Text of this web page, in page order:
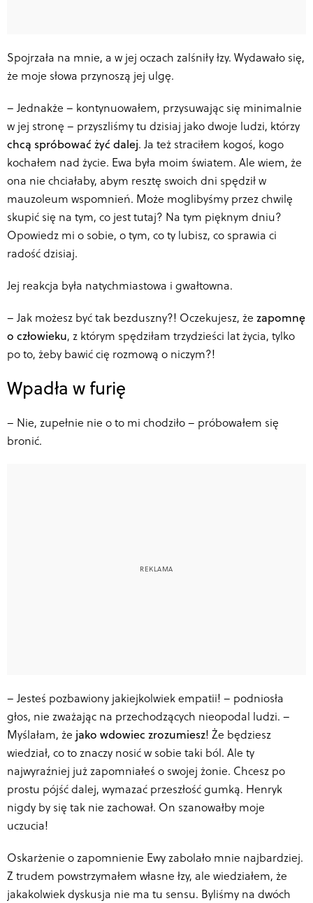
Spojrzała na mnie, a w jej oczach zalśniły łzy. Wydawało się,
że moje słowa przynoszą jej ulgę.
– Jednakże – kontynuowałem, przysuwając się minimalnie
w jej stronę – przyszliśmy tu dzisiaj jako dwoje ludzi, którzy
chcą spróbować żyć dalej. Ja też straciłem kogoś, kogo
kochałem nad życie. Ewa była moim światem. Ale wiem, że
ona nie chciałaby, abym resztę swoich dni spędził w
mauzoleum wspomnień. Może moglibyśmy przez chwilę
skupić się na tym, co jest tutaj? Na tym pięknym dniu?
Opowiedz mi o sobie, o tym, co ty lubisz, co sprawia ci
radość dzisiaj.
Jej reakcja była natychmiastowa i gwałtowna.
– Jak możesz być tak bezduszny?! Oczekujesz, że zapomnę
o człowieku, z którym spędziłam trzydzieści lat życia, tylko
po to, żeby bawić cię rozmową o niczym?!
Wpadła w furię
– Nie, zupełnie nie o to mi chodziło – próbowałem się
bronić.
– Jesteś pozbawiony jakiejkolwiek empatii! – podniosła
głos, nie zważając na przechodzących nieopodal ludzi. –
Myślałam, że jako wdowiec zrozumiesz! Że będziesz
wiedział, co to znaczy nosić w sobie taki ból. Ale ty
najwyraźniej już zapomniałeś o swojej żonie. Chcesz po
prostu pójść dalej, wymazać przeszłość gumką. Henryk
nigdy by się tak nie zachował. On szanowałby moje
uczucia!
Oskarżenie o zapomnienie Ewy zabolało mnie najbardziej.
Z trudem powstrzymałem własne łzy, ale wiedziałem, że
jakakolwiek dyskusja nie ma tu sensu. Byliśmy na dwóch